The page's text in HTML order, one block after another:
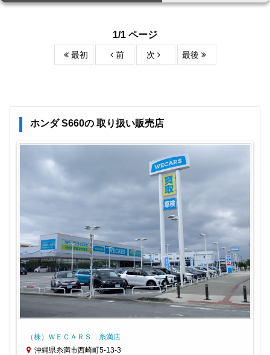
1/1 ページ
最初 前 次 最後
ホンダ S660の 取り扱い販売店
（株）ＷＥＣＡＲＳ 糸満店
沖縄県糸満市西崎町5-13-3